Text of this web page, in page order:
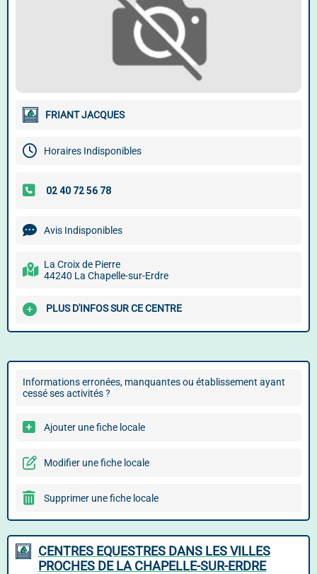
FRIANT JACQUES
Horaires Indisponibles
Avis Indisponibles
La Croix de Pierre
44240 La Chapelle-sur-Erdre
PLUS D'INFOS SUR CE CENTRE
Informations erronées, manquantes ou établissement ayant
cessé ses activités ?
Ajouter une fiche locale
Modifier une fiche locale
Supprimer une fiche locale
CENTRES EQUESTRES DANS LES VILLES
PROCHES DE LA CHAPELLE-SUR-ERDRE